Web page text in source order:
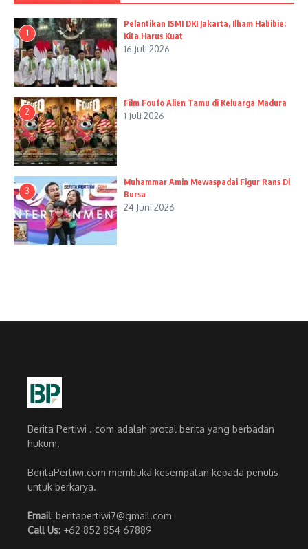
1
Pelantikan ISMI DKI Jakarta, Ilham Habibie:
Kita Harus Kuat
16 Juli 2026
2
Film Foufo Alien Tamu di Keluarga Madura
1 Juli 2026
3
Muhammar Amin Mewaspadai Figur Rans Di
Bursa
24 Juni 2026
Berita Pertiwi . com adalah protal berita yang berbadan
hukum.
BeritaPertiwi.com membuka kesempatan kepada penulis
untuk berkarya.
Email: beritapertiwi7@gmail.com
Call Us: +62 852 854 67889